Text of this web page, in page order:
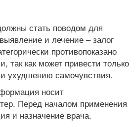
стать поводом для
и лечение – залог
противопоказано
так как может привести только
ухудшению самочувствия.
носит
Перед началом применения
и назначение врача.